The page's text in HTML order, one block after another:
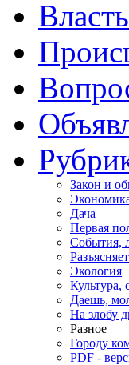
Закон и
Дача
Первая
События,
Экология
Культура,
Даешь,
На злобу
Разное
Городу
PDF -